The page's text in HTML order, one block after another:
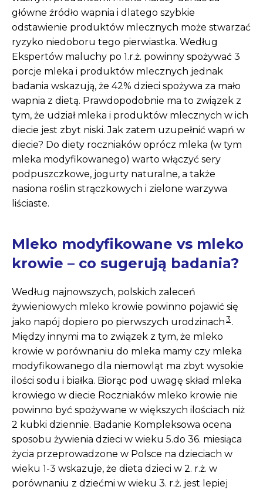
główne źródło wapnia i dlatego szybkie
odstawienie produktów mlecznych może stwa­rzać
ryzyko niedoboru tego pierwiastka. Według
Ekspertów maluchy po 1.r.ż. powinny spożywać 3
porcje mleka i produktów mlecznych jednak
badania wskazują, że 42% dzieci spożywa za mało
wapnia z dietą. Prawdopodobnie ma to związek z
tym, że udział mleka i produktów mlecznych w ich
diecie jest zbyt niski. Jak zatem uzupełnić wapń w
diecie? Do diety roczniaków oprócz mleka (w tym
mleka modyfikowanego) warto włączyć sery
podpuszczkowe, jogurty naturalne, a także
nasiona roślin strączkowych i zielone warzywa
liściaste.
Mleko modyfikowane vs mleko
krowie – co sugerują badania?
Według najnowszych, polskich zaleceń
żywieniowych mleko krowie powinno pojawić się
jako napój dopiero po pierwszych urodzinach3 .
Między innymi ma to związek z tym, że mleko
krowie w porównaniu do mleka mamy czy mleka
modyfikowanego dla niemowląt ma zbyt wysokie
ilości sodu i białka. Biorąc pod uwagę skład mleka
krowiego w diecie Roczniaków mleko krowie nie
powinno być spożywane w większych ilościach niż
2 kubki dziennie. Badanie Kompleksowa ocena
sposobu żywienia dzieci w wieku 5.do 36. miesiąca
życia przeprowadzone w Polsce na dzieciach w
wieku 1-3 wskazuje, że dieta dzieci w 2. r.ż. w
porównaniu z dziećmi w wieku 3. r.ż. jest lepiej